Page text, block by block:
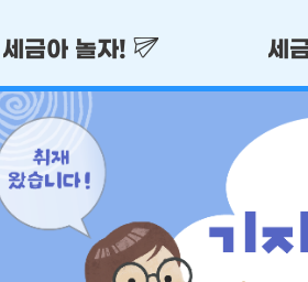
세금아 놀자! 세